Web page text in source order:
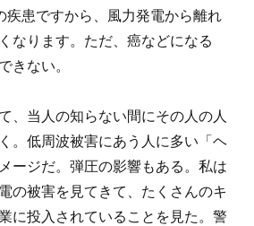
疾患ですから、風力発電から離れ
なります。ただ、癌などになる
きない。
、当人の知らない間にその人の人
。低周波被害にあう人に多い「ヘ
ージだ。弾圧の影響もある。私は
の被害を見てきて、たくさんのキ
に投入されていることを見た。警